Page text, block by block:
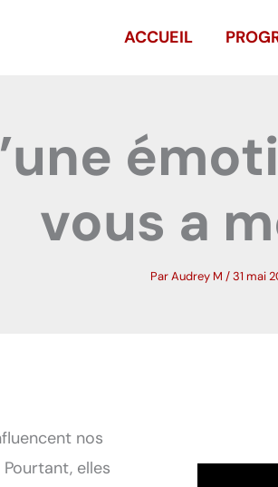
ACCUEIL
vous a
ParAudrey M /31 mai
nos
elles